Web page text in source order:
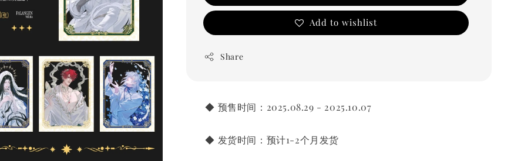
Add to wishlist
Share
◆ 预售时间：2025.08.29 - 2025.10.07
◆ 发货时间：预计1-2个月发货